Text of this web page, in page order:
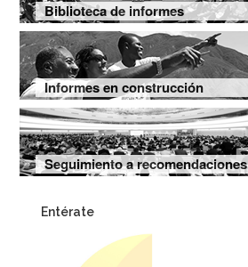
Biblioteca de informes
Informes en construcción
Seguimiento a recomendaciones
Entérate